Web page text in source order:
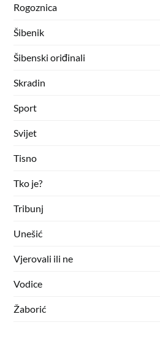
Rogoznica
Šibenik
Šibenski oriđinali
Skradin
Sport
Svijet
Tisno
Tko je?
Tribunj
Unešić
Vjerovali ili ne
Vodice
Žaborić